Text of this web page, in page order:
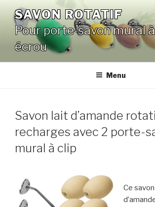
contenu
principal
SAVON ROTATIF
Pour porte-savon mural
écrou
Menu
Savon lait d’amande
recharges avec 2 porte-
mural à clip
Ce